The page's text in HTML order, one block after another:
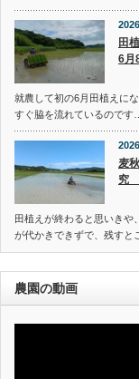
田
6月
就農して初の6月田植えに
すぐ脇を流れているのです…
麦
究
田植えが終わると思いきや
が代かきできずで、残すと
農園の動画